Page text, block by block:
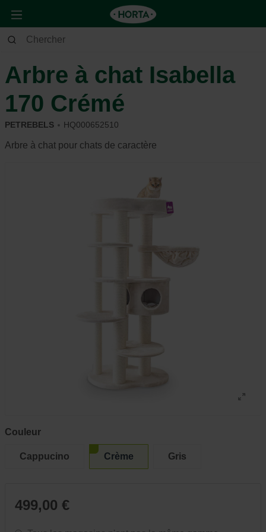
Animaux Chat
Arbre à chat Isabella
170 Crémé
PETREBELS HQ000652510
Arbre à chat pour chats de caractère
Couleur
Cappucino Crème Gris
499,00 €